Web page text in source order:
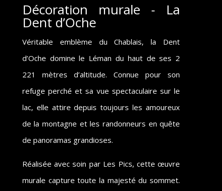
Décoration murale - La
Dent d’Oche
Véritable emblème du Chablais, la Dent
d’Oche domine le Léman du haut de ses 2
221 mètres d’altitude. Connue pour son
refuge perché et sa vue spectaculaire sur le
lac, elle attire depuis toujours les amoureux
de la montagne et les randonneurs en quête
de panoramas grandioses.
Réalisée avec soin par Les Pics, cette œuvre
murale capture toute la majesté du sommet.